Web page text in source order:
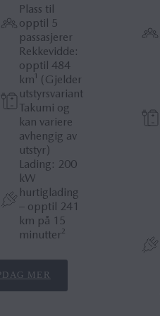
Plass til
opptil 5
passasjerer
Rekkevidde:
opptil 484
km¹ (Gjelder
utstyrsvariant
Takumi og
kan variere
avhengig av
utstyr)
Lading: 200
kW
hurtiglading
– opptil 241
km på 15
minutter²
MER